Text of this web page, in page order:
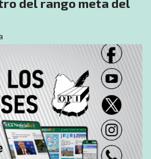
del rango meta del